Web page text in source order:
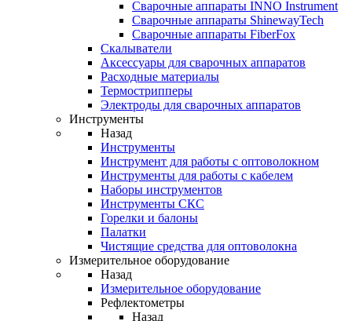
Сварочные аппараты INNO Instrument
Сварочные аппараты ShinewayTech
Cварочные аппараты FiberFox
Скалыватели
Аксессуары для сварочных аппаратов
Расходные материалы
Термострипперы
Электроды для сварочных аппаратов
Инструменты
Назад
Инструменты
Инструмент для работы с оптоволокном
Инструменты для работы с кабелем
Наборы инструментов
Инструменты СКС
Горелки и балоны
Палатки
Чистящие средства для оптоволокна
Измерительное оборудование
Назад
Измерительное оборудование
Рефлектометры
Назад